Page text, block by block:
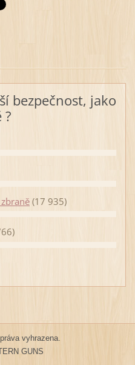
bezpečnost, jako
(17 935)
vyhrazena.
GUNS